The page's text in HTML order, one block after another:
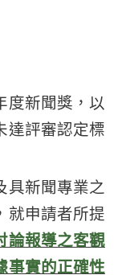
度新聞獎，以
達評審認定標
具新聞專業之
就申請者所提
論報導之客觀
事實的正確性